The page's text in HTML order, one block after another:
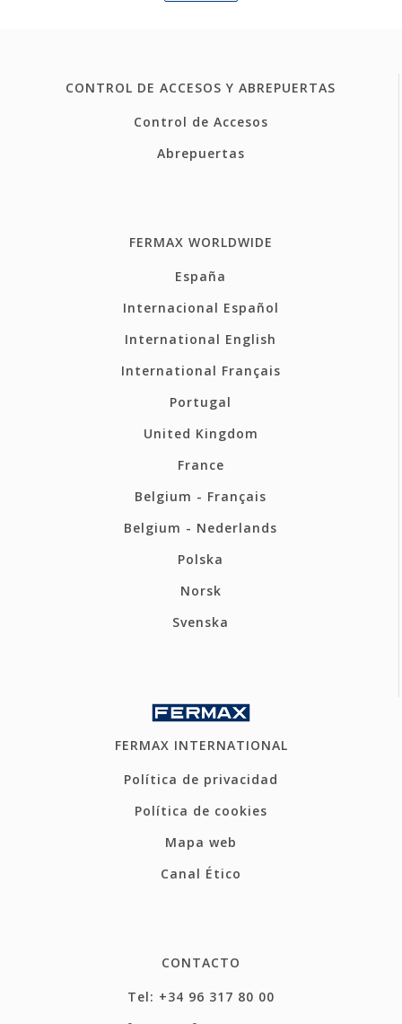
CONTROL DE ACCESOS Y ABREPUERTAS
Control de Accesos
Abrepuertas
FERMAX WORLDWIDE
España
Internacional Español
International English
International Français
Portugal
United Kingdom
France
Belgium - Français
Belgium - Nederlands
Polska
Norsk
Svenska
FERMAX INTERNATIONAL
Política de privacidad
Política de cookies
Mapa web
Canal Ético
CONTACTO
Tel: +34 96 317 80 00